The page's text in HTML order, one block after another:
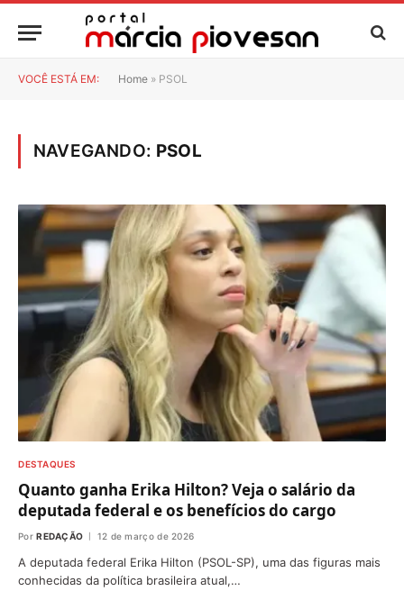
VOCÊ ESTÁ EM: Home » PSOL
NAVEGANDO: PSOL
DESTAQUES
Quanto ganha Erika Hilton? Veja o salário da
deputada federal e os benefícios do cargo
Por REDAÇÃO 12 de março de 2026
A deputada federal Erika Hilton (PSOL-SP), uma das figuras mais
conhecidas da política brasileira atual,…